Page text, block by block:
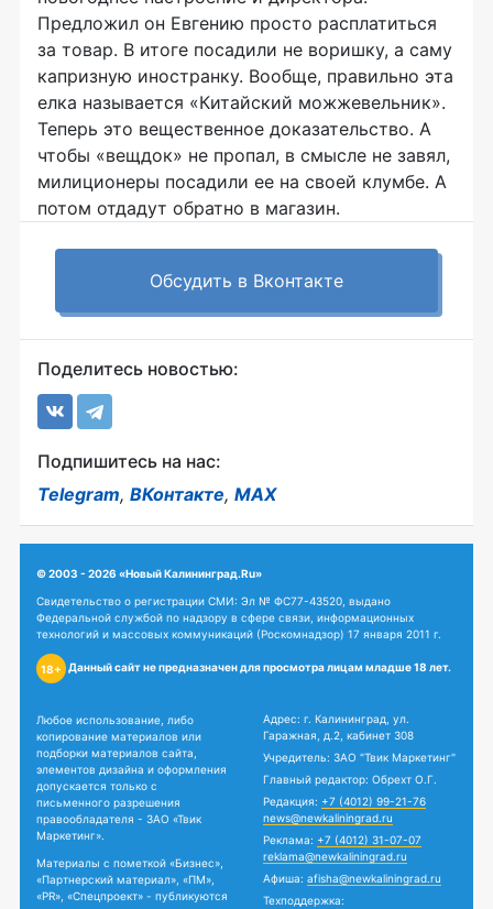
Предложил он Евгению просто расплатиться
за товар. В итоге посадили не воришку, а саму
капризную иностранку. Вообще, правильно эта
елка называется «Китайский можжевельник».
Теперь это вещественное доказательство. А
чтобы «вещдок» не пропал, в смысле не завял,
милиционеры посадили ее на своей клумбе. А
потом отдадут обратно в магазин.
Обсудить в Вконтакте
Поделитесь новостью:
Подпишитесь на нас:
Telegram, ВКонтакте, MAX
© 2003 - 2026 «Новый Калининград.Ru»
Свидетельство о регистрации СМИ: Эл № ФС77-43520, выдано
Федеральной службой по надзору в сфере связи, информационных
технологий и массовых коммуникаций (Роскомнадзор) 17 января 2011 г.
18+ Данный сайт не предназначен для просмотра лицам младше 18 лет.
Любое использование, либо
копирование материалов или
подборки материалов сайта,
элементов дизайна и оформления
допускается только с
письменного разрешения
правообладателя - ЗАО «Твик
Маркетинг».
Материалы с пометкой «Бизнес»,
«Партнерский материал», «ПМ»,
«PR», «Спецпроект» - публикуются
Адрес: г. Калининград, ул.
Гаражная, д.2, кабинет 308
Учредитель: ЗАО "Твик Маркетинг"
Главный редактор: Обрехт О.Г.
Редакция: +7 (4012) 99-21-76
news@newkaliningrad.ru
Реклама: +7 (4012) 31-07-07
reklama@newkaliningrad.ru
Афиша: afisha@newkaliningrad.ru
Техподдержка: